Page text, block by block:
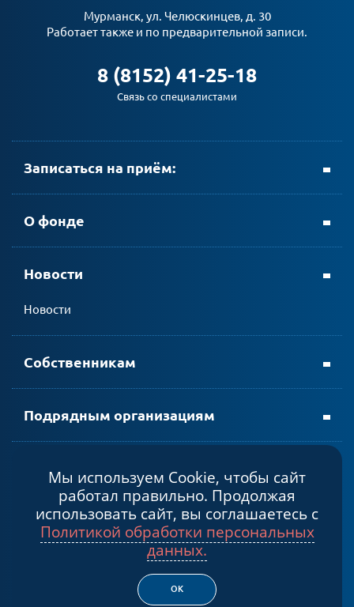
Мурманск, ул. Челюскинцев, д. 30
Работает также и по предварительной записи.
8 (8152) 41-25-18
Связь со специалистами
Записаться на приём:
О фонде
Новости
Новости
Собственникам
Подрядным организациям
Создание сайта – Старт Икс
© 2026, Некоммерческая организация «Фонд капитального
ремонта общего имущества в многоквартирных домах в
Политика конфиденциальности
Cогласие на обработку персональных данных
Мы используем Cookie, чтобы сайт
работал правильно. Продолжая
использовать сайт, вы соглашаетесь с
Политикой обработки персональных
данных.
ОК